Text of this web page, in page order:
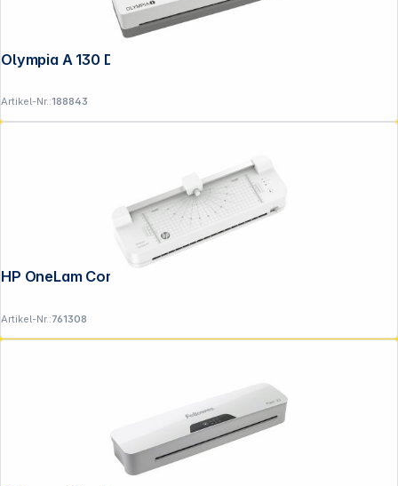
Artikel-Nr.:188843
HP OneLam Combo A3
Artikel-Nr.:761308